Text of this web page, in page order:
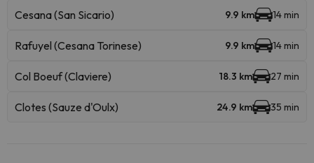
Cesana (San Sicario) 9.9 km 14 min
Rafuyel (Cesana Torinese) 9.9 km 14 min
Col Boeuf (Claviere) 18.3 km 27 min
Clotes (Sauze d'Oulx) 24.9 km 35 min